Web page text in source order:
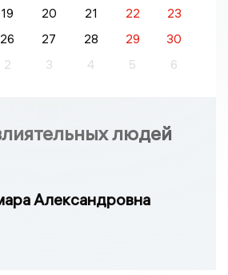
19 20 21 22
23
26 27 28 29
30
2 3 4 5 6
людей
Александровна